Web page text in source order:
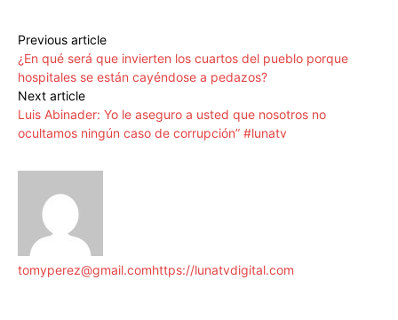
Previous article
¿En qué será que invierten los cuartos del pueblo porque
hospitales se están cayéndose a pedazos?
Next article
Luis Abinader: Yo le aseguro a usted que nosotros no
ocultamos ningún caso de corrupción” #lunatv
tomyperez@gmail.comhttps://lunatvdigital.com